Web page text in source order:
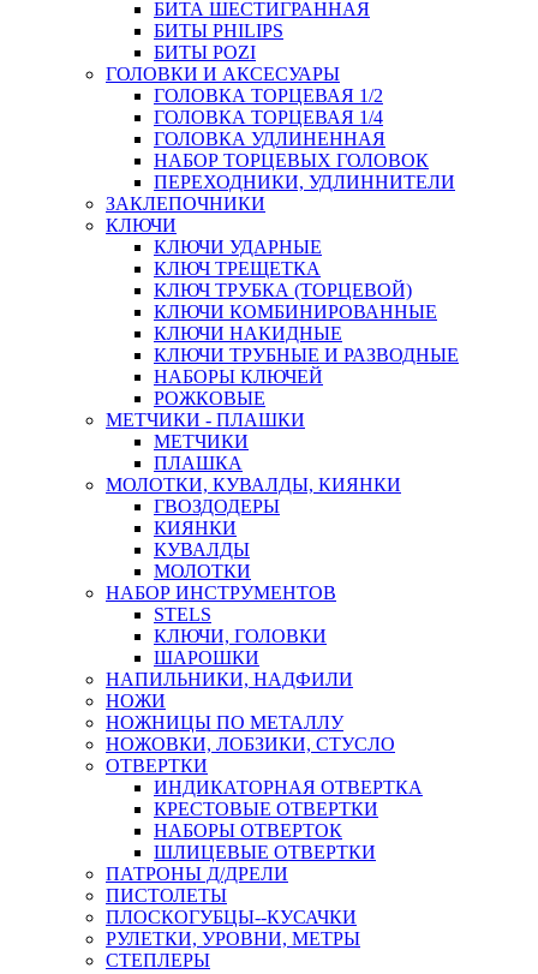
БИТА ШЕСТИГРАННАЯ
БИТЫ PHILIPS
БИТЫ POZI
ГОЛОВКИ И АКСЕСУАРЫ
ГОЛОВКА ТОРЦЕВАЯ 1/2
ГОЛОВКА ТОРЦЕВАЯ 1/4
ГОЛОВКА УДЛИНЕННАЯ
НАБОР ТОРЦЕВЫХ ГОЛОВОК
ПЕРЕХОДНИКИ, УДЛИННИТЕЛИ
ЗАКЛЕПОЧНИКИ
КЛЮЧИ
КЛЮЧИ УДАРНЫЕ
КЛЮЧ ТРЕЩЕТКА
КЛЮЧ ТРУБКА (ТОРЦЕВОЙ)
КЛЮЧИ КОМБИНИРОВАННЫЕ
КЛЮЧИ НАКИДНЫЕ
КЛЮЧИ ТРУБНЫЕ И РАЗВОДНЫЕ
НАБОРЫ КЛЮЧЕЙ
РОЖКОВЫЕ
МЕТЧИКИ - ПЛАШКИ
МЕТЧИКИ
ПЛАШКА
МОЛОТКИ, КУВАЛДЫ, КИЯНКИ
ГВОЗДОДЕРЫ
КИЯНКИ
КУВАЛДЫ
МОЛОТКИ
НАБОР ИНСТРУМЕНТОВ
STELS
КЛЮЧИ, ГОЛОВКИ
ШАРОШКИ
НАПИЛЬНИКИ, НАДФИЛИ
НОЖИ
НОЖНИЦЫ ПО МЕТАЛЛУ
НОЖОВКИ, ЛОБЗИКИ, СТУСЛО
ОТВЕРТКИ
ИНДИКАТОРНАЯ ОТВЕРТКА
КРЕСТОВЫЕ ОТВЕРТКИ
НАБОРЫ ОТВЕРТОК
ШЛИЦЕВЫЕ ОТВЕРТКИ
ПАТРОНЫ Д/ДРЕЛИ
ПИСТОЛЕТЫ
ПЛОСКОГУБЦЫ--КУСАЧКИ
РУЛЕТКИ, УРОВНИ, МЕТРЫ
СТЕПЛЕРЫ